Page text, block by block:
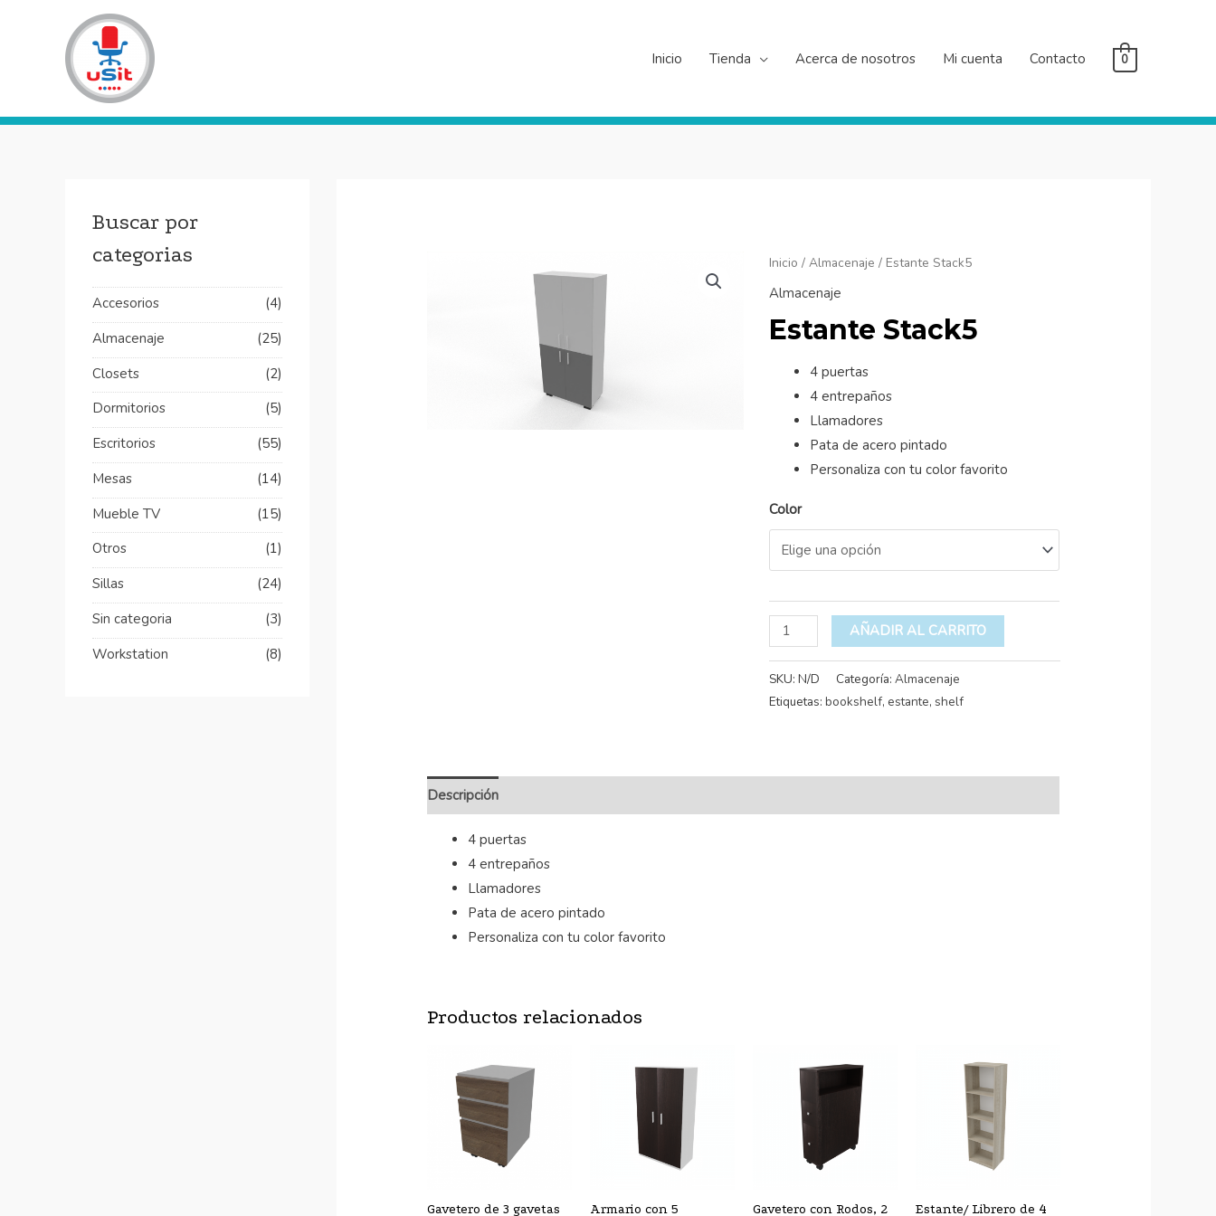
Inicio Tienda Acerca de nosotros Mi cuenta Contacto 0
Buscar por
categorias
Accesorios
(4)
Almacenaje
(25)
Closets
(2)
Dormitorios
(5)
Escritorios
(55)
Mesas
(14)
Mueble TV
(15)
Otros
(1)
Sillas
(24)
Sin categoria
(3)
Workstation
(8)
Inicio / Almacenaje / Estante Stack5
Almacenaje
Estante Stack5
4 puertas
4 entrepaños
Llamadores
Pata de acero pintado
Personaliza con tu color favorito
Color
Estante
Stack5
AÑADIR AL CARRITO
SKU: N/D Categoría: Almacenaje
Etiquetas: bookshelf, estante, shelf
Descripción
4 puertas
4 entrepaños
Llamadores
Pata de acero pintado
Personaliza con tu color favorito
Productos relacionados
Gavetero de 3 gavetas
Armario con 5
Gavetero con Rodos, 2
Estante/ Librero de 4